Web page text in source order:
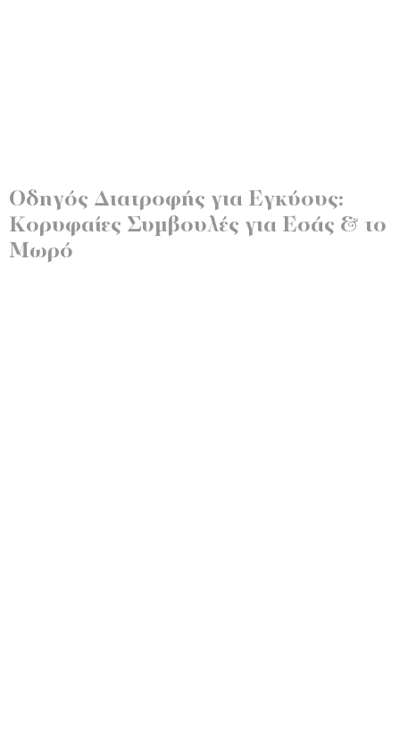
Οδηγός Διατροφής για Εγκύους:
Κορυφαίες Συμβουλές για Εσάς & το
Μωρό